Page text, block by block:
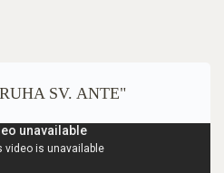
SV. ANTE"